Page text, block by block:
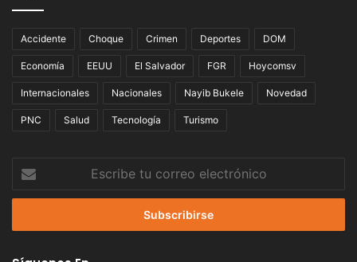
Accidente Choque Crimen Deportes DOM
Economía EEUU El Salvador FGR Hoycomsv
Internacionales Nacionales Nayib Bukele Novedad
PNC Salud Tecnología Turismo
correo